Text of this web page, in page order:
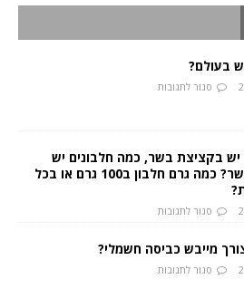
בעולם?
סגור לתגובות
יש בקציצת בשר, כמה חלבונים יש
בקציצת בשר? כמה גרם חלבון ב100 גרם או בכל
סגור לתגובות
מייבש כביסה חשמלי?
סגור לתגובות